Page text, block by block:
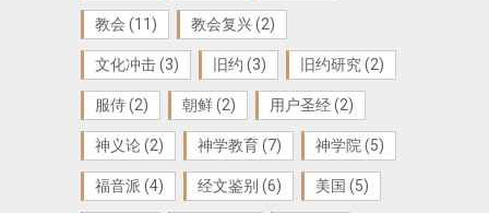
教会 (11) 教会复兴(2)
文化冲击(3) 旧约 (3) 旧约研究(2)
服侍(2) 朝鲜(2) 用户圣经(2)
神义论(2) 神学教育(7) 神学院 (5)
福音派 (4) 经文鉴别 (6) 美国 (5)